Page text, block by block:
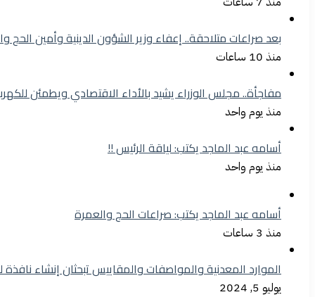
بعد صراعات متلاحقة.. إعفاء وزير الشؤون الدينية وأمين الحج
منذ 10 ساعات
مفاجأة.. مجلس الوزراء يشيد بالأداء الاقتصادي ويطمئن
منذ يوم واحد
أسامه عبد الماجد يكتب: لياقة الرئيس !!
منذ يوم واحد
أسامه عبد الماجد يكتب: صراعات الحج والعمرة
منذ 3 ساعات
الموارد المعدنية والمواصفات والمقاييس تبحثان إنشاء
يوليو 5, 2024